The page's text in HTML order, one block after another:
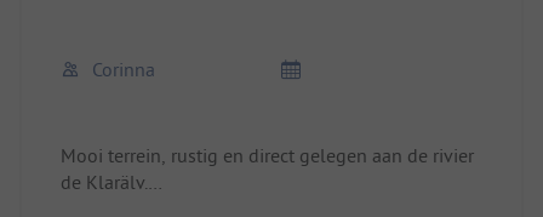
Corinna
Mooi terrein, rustig en direct gelegen aan de rivier
de Klarälv.